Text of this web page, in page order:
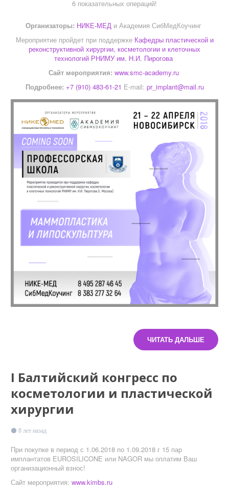
6 показательных операций!
Организаторы: НИКЕ-МЕД и Академия СибМедКоучинг
Мероприятие пройдет при поддержке Кафедры пластической и
реконструктивной хирургии, косметологии и клеточных
технологий РНИМУ им. Н.И. Пирогова
Сайт мероприятия: www.smc-academy.ru
Подробнее: +7 (910) 483-61-21 E-mail: pr_implant@mail.ru
ЧИТАТЬ ДАЛЬШЕ
I Балтийский конгресс по
косметологии и пластической
хирургии
8 лет назад
При покупке в период с 1.06.2018 по 1.09.2018 г 15 пар
имплантатов EUROSILICONE или NAGOR мы оплатим Ваш
организационный взнос!
Сайт мероприятия: www.kimbs.ru